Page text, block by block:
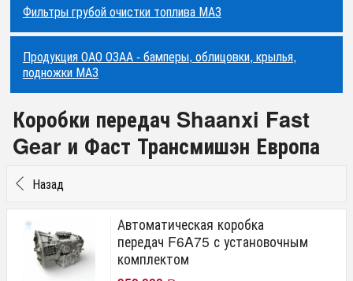
Фильтры грубой очистки топлива МАЗ
Продукция ОАО ОЗАА - бамперы, облицовки, крылья,
подножки МАЗ
Коробки передач Shaanxi Fast
Gear и Фаст Трансмишэн Европа
Назад
Автоматическая коробка
передач F6A75 с установочным
комплектом